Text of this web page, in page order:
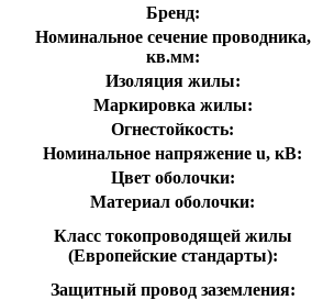
Бренд:
Номинальное сечение проводника,
кв.мм:
Изоляция жилы:
Маркировка жилы:
Огнестойкость:
Номинальное напряжение u, кВ:
Цвет оболочки:
Материал оболочки:
Класс токопроводящей жилы
(Европейские стандарты):
Защитный провод заземления: